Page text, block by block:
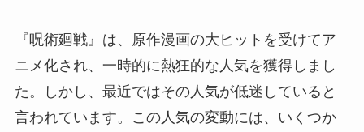
『呪術廻戦』は、原作漫画の大ヒットを受けてア
ニメ化され、一時的に熱狂的な人気を獲得しまし
た。しかし、最近ではその人気が低迷していると
言われています。この人気の変動には、いくつか